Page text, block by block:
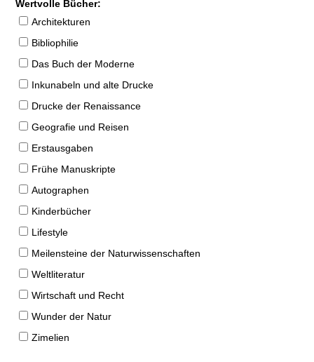
Wertvolle Bücher:
Architekturen
Bibliophilie
Das Buch der Moderne
Inkunabeln und alte Drucke
Drucke der Renaissance
Geografie und Reisen
Erstausgaben
Frühe Manuskripte
Autographen
Kinderbücher
Lifestyle
Meilensteine der Naturwissenschaften
Weltliteratur
Wirtschaft und Recht
Wunder der Natur
Zimelien